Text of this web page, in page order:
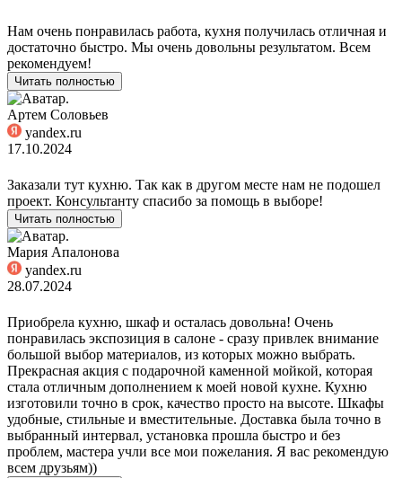
Нам очень понравилась работа, кухня получилась отличная и
достаточно быстро. Мы очень довольны результатом. Всем
рекомендуем!
Читать полностью
Артем Соловьев
yandex.ru
17.10.2024
Заказали тут кухню. Так как в другом месте нам не подошел
проект. Консультанту спасибо за помощь в выборе!
Читать полностью
Мария Апалонова
yandex.ru
28.07.2024
Приобрела кухню, шкаф и осталась довольна! Очень
понравилась экспозиция в салоне - сразу привлек внимание
большой выбор материалов, из которых можно выбрать.
Прекрасная акция с подарочной каменной мойкой, которая
стала отличным дополнением к моей новой кухне. Кухню
изготовили точно в срок, качество просто на высоте. Шкафы
удобные, стильные и вместительные. Доставка была точно в
выбранный интервал, установка прошла быстро и без
проблем, мастера учли все мои пожелания. Я вас рекомендую
всем друзьям))